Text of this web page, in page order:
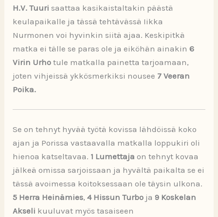
H.V. Tuuri saattaa kasikaistaltakin päästä
keulapaikalle ja tässä tehtävässä Iikka
Nurmonen voi hyvinkin siitä ajaa. Keskipitkä
matka ei tälle se paras ole ja eiköhän ainakin6
Virin Urho tule matkalla painetta tarjoamaan,
joten vihjeissä ykkösmerkiksi nousee 7 Veeran
Poika.
Se on tehnyt hyvää työtä kovissa lähdöissä koko
ajan ja Porissa vastaavalla matkalla loppukiri oli
hienoa katseltavaa. 1 Lumettaja on tehnyt kovaa
jälkeä omissa sarjoissaan ja hyvältä paikalta se ei
tässä avoimessa koitoksessaan ole täysin ulkona.
5 Herra Heinämies,4 Hissun Turbo ja9 Koskelan
Akseli kuuluvat myös tasaiseen